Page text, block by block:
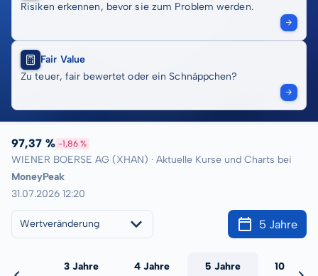
Risiken erkennen, bevor sie zum Problem werden.
Fair Value
Zu teuer, fair bewertet oder ein Schnäppchen?
97,37 % -1,86 %
WIENER BOERSE AG (XHAN) · Aktuelle Kurse und Charts bei
MoneyPeak
31.07.2026 12:20
Wertveränderung 5 Jahre
3 Jahre 4 Jahre 5 Jahre 10 Jahre